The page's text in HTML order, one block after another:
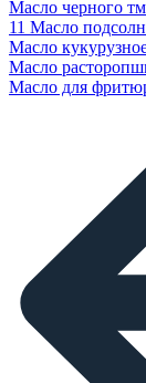
Масло черного
11 Масло
Масло
Масло
Масло для